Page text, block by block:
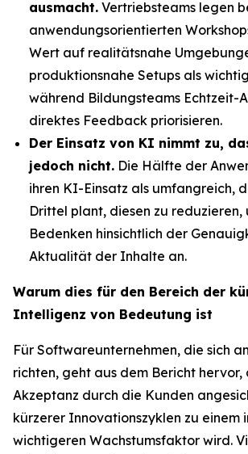
ausmacht. Vertriebsteams legen
anwendungsorientierten
Wert auf realitätsnahe
produktionsnahe Setups als
während Bildungsteams Echtzeit-
direktes Feedback priorisieren.
Der Einsatz von KI nimmt zu,
jedoch nicht. Die Hälfte der
ihren KI-Einsatz als umfangreich,
Drittel plant, diesen zu
Bedenken hinsichtlich der
Aktualität der Inhalte an.
Warum dies für den Bereich der
Intelligenz von Bedeutung ist
Für Softwareunternehmen, die sich
richten, geht aus dem Bericht hervor,
Akzeptanz durch die Kunden
kürzerer Innovationszyklen zu einem
wichtigeren Wachstumsfaktor wird.